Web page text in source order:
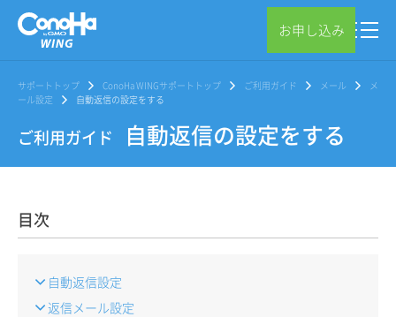
お申し込み
サポートトップ ConoHa WINGサポートトップ ご利用ガイド メール
メ
ール設定
自動返信の設定をする
ご利用ガイド 自動返信の設定をする
目次
自動返信設定
返信メール設定